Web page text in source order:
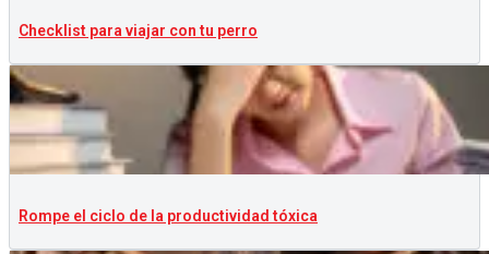
Checklist para viajar con tu perro
Rompe el ciclo de la productividad tóxica